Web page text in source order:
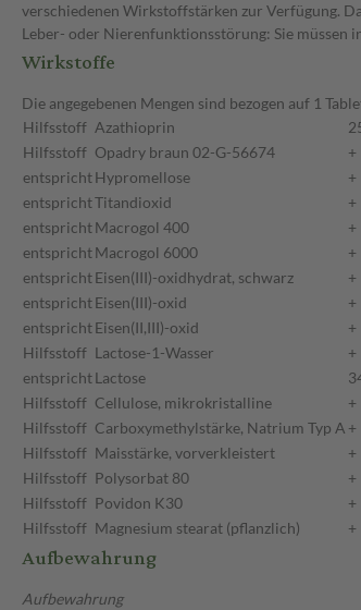
verschiedenen Wirkstoffstärken zur Verfügung.
Leber- oder Nierenfunktionsstörung: Sie müssen
Wirkstoffe
Die angegebenen Mengen sind bezogen auf 1
Hilfsstoff Azathioprin
Hilfsstoff Opadry braun 02-G-56674
+
entsprichtHypromellose
+
entsprichtTitandioxid
+
entsprichtMacrogol 400
+
entsprichtMacrogol 6000
+
entsprichtEisen(III)-oxidhydrat, schwarz
+
entsprichtEisen(III)-oxid
+
entsprichtEisen(II,III)-oxid
+
Hilfsstoff Lactose-1-Wasser
+
entsprichtLactose
Hilfsstoff Cellulose, mikrokristalline
+
Hilfsstoff Carboxymethylstärke, Natrium Typ A +
Hilfsstoff Maisstärke, vorverkleistert
+
Hilfsstoff Polysorbat 80
+
Hilfsstoff Povidon K30
+
Hilfsstoff Magnesium stearat (pflanzlich) +
Aufbewahrung
Aufbewahrung